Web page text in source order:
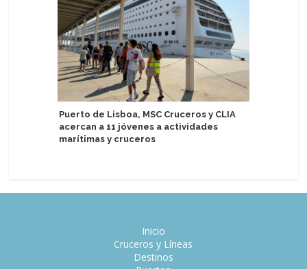
Puerto de Lisboa, MSC Cruceros y CLIA
acercan a 11 jóvenes a actividades
marítimas y cruceros
Inicio
Cruceros y Líneas
Destinos